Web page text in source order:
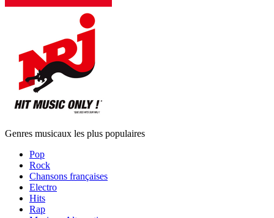
Genres musicaux les plus populaires
Pop
Rock
Chansons françaises
Electro
Hits
Rap